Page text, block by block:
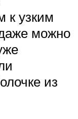
к узким
можно
из